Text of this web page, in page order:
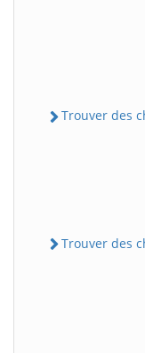
Trouver des
Trouver des